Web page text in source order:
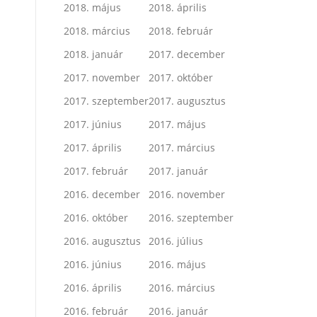
2018. május
2018. április
2018. március
2018. február
2018. január
2017. december
2017. november
2017. október
2017. szeptember2017. augusztus
2017. június
2017. május
2017. április
2017. március
2017. február
2017. január
2016. december
2016. november
2016. október
2016. szeptember
2016. augusztus
2016. július
2016. június
2016. május
2016. április
2016. március
2016. február
2016. január